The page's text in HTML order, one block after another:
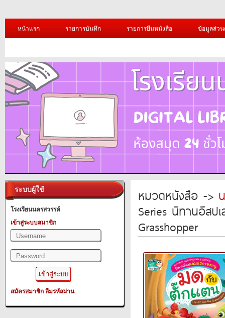
หน้าแรก รายการบันทึก รายการยืมหนังสือ ข้อมูลส่ว
ระบบผู้ใช้
โรงเรียนนครสวรรค์
เข้าสู่ระบบสมาชิก
สมัครสมาชิก ลืมรหัสผ่าน
หมวดหนังสือ ->
Series นิทานอีสป
Grasshopper